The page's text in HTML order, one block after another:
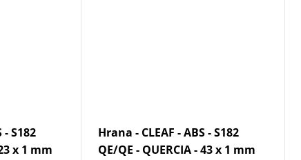
- S182
x 1 mm
Hrana - CLEAF - ABS - S182
QE/QE - QUERCIA - 43 x 1 mm